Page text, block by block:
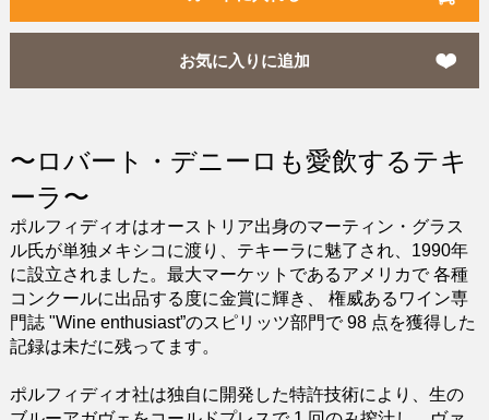
お気に入りに追加
〜ロバート・デニーロも愛飲するテキ
ーラ〜
ポルフィディオはオーストリア出身のマーティン・グラス
ル氏が単独メキシコに渡り、テキーラに魅了され、1990年
に設立されました。最大マーケットであるアメリカで 各種
コンクールに出品する度に金賞に輝き、 権威あるワイン専
門誌 "Wine enthusiast”のスピリッツ部門で 98 点を獲得した
記録は未だに残ってます。
ポルフィディオ社は独自に開発した特許技術により、生の